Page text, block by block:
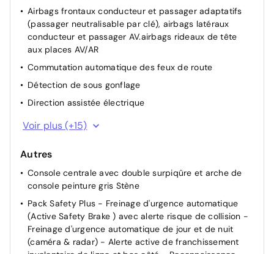
Vitres latérales AR et lunette AR chauffante temporisée
surteintées
Airbags frontaux conducteur et passager adaptatifs
(passager neutralisable par clé), airbags latéraux
conducteur et passager AV.airbags rideaux de tête
aux places AV/AR
Commutation automatique des feux de route
Détection de sous gonflage
Direction assistée électrique
ESP avec fonction Hill Assist (Aide au démarrage en
pente)
Fixations ISOFIX aux 2 places latérales AR (Top Tether)
Frein de stationnement électrique
Informations sur la position, consommation,
télémaintenance, statistiques de roulage et état de
charge de la batterie
Lève-vitres AV/AR électriques et séquentiels avec
antipincement
Voir plus (+15)
Autres
Console centrale avec double surpiqûre et arche de
console peinture gris Stène
Pack Safety Plus - Freinage d'urgence automatique
(Active Safety Brake ) avec alerte risque de collision -
Freinage d'urgence automatique de jour et de nuit
(caméra & radar) - Alerte active de franchissement